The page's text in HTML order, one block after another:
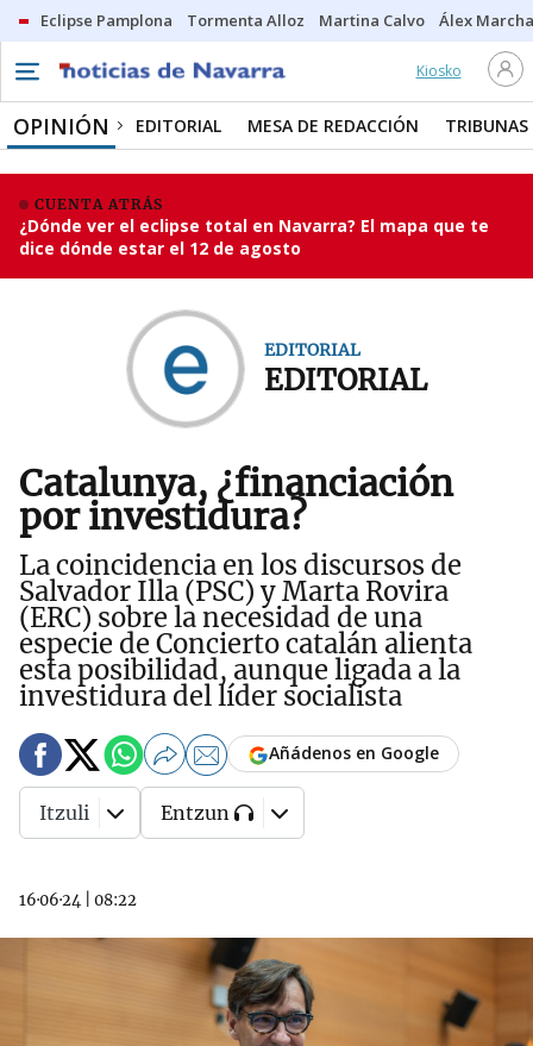
Eclipse Pamplona Tormenta Alloz Martina Calvo Álex
Kiosko
OPINIÓN EDITORIAL MESA DE REDACCIÓN TRIBUNAS
CUENTA ATRÁS
¿Dónde ver el eclipse total en Navarra? El mapa que te
dice dónde estar el 12 de agosto
EDITORIAL
EDITORIAL
Catalunya, ¿financiación
por investidura?
La coincidencia en los discursos de
Salvador Illa (PSC) y Marta Rovira
(ERC) sobre la necesidad de una
especie de Concierto catalán alienta
esta posibilidad, aunque ligada a la
investidura del líder socialista
16·06·24 08:22
Añádenos en Google
Itzuli Entzun